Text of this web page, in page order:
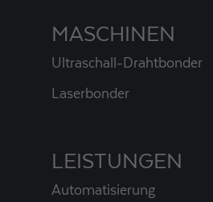
MASCHINEN
Ultraschall-Drahtbonder
Laserbonder
LEISTUNGEN
Automatisierung